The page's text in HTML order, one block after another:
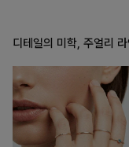
디테일의 미학, 주얼리